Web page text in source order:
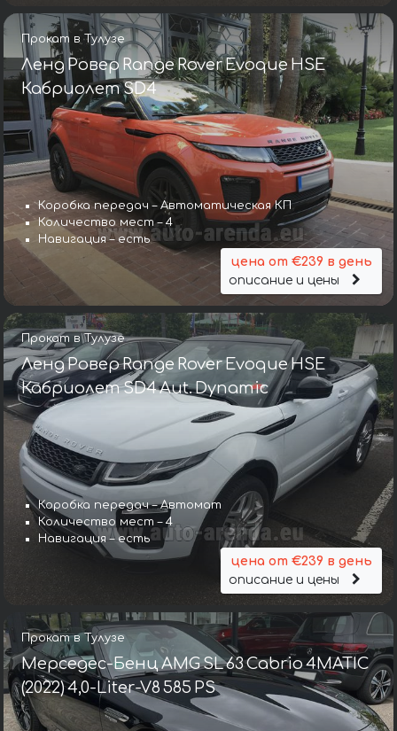
Прокат в Тулузе
Ленд Ровер Range Rover Evoque HSE
Кабриолет SD4
Коробка передач – Автоматическая КП
Количество мест – 4
Навигация – есть
цена от €239 в день
описание и цены
Прокат в Тулузе
Ленд Ровер Range Rover Evoque HSE
Кабриолет SD4 Aut. Dynamic
Коробка передач – Автомат
Количество мест – 4
Навигация – есть
цена от €239 в день
описание и цены
Прокат в Тулузе
Мерседес-Бенц AMG SL 63 Cabrio 4MATIC
(2022) 4,0-Liter-V8 585 PS